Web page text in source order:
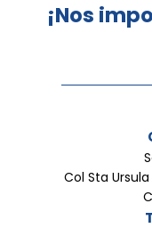
¡Nos
Col Sta